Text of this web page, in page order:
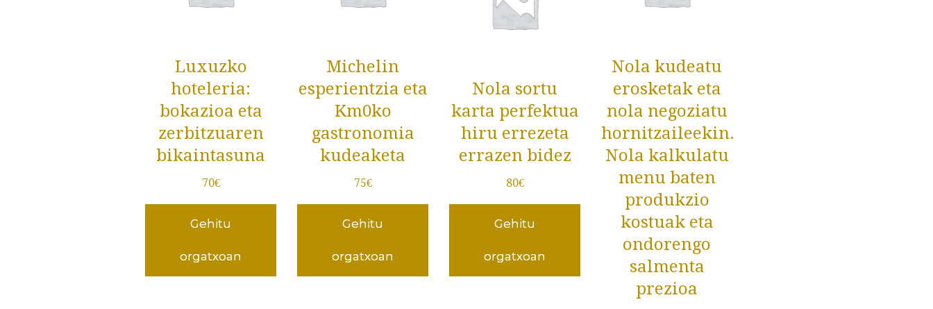
Luxuzko
hoteleria:
bokazioa eta
zerbitzuaren
bikaintasuna
70€
Gehitu
orgatxoan
Michelin
esperientzia eta
Km0ko
gastronomia
kudeaketa
75€
Gehitu
orgatxoan
Nola kudeatu
erosketak eta
nola negoziatu
hornitzaileekin.
Nola kalkulatu
menu baten
produkzio
kostuak eta
ondorengo
salmenta
prezioa
Nola sortu
karta perfektua
hiru errezeta
errazen bidez
80€
Gehitu
orgatxoan